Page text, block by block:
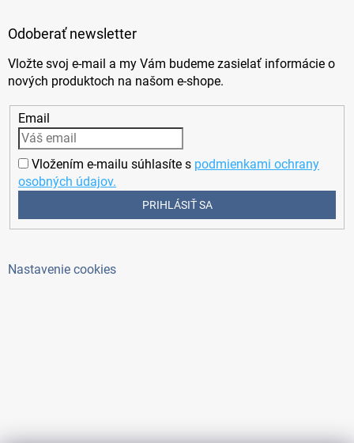
Odoberať newsletter
Vložte svoj e-mail a my Vám budeme zasielať informácie o
nových produktoch na našom e-shope.
Email
Vložením e-mailu súhlasíte s podmienkami ochrany
osobných údajov.
PRIHLÁSIŤ SA
Nastavenie cookies